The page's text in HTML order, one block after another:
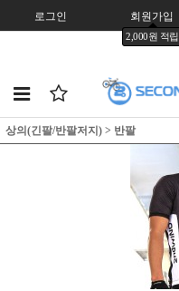
로그인 회원가입
2,000원 적립
상의(긴팔/반팔저지) > 반팔